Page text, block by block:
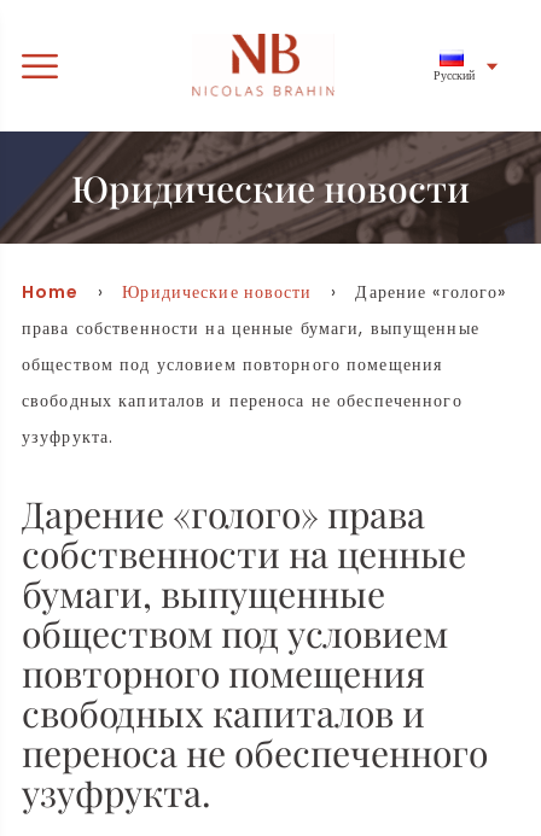
Русский
Юридические новости
Home ›Юридические новости
› Дарение «голого»
права собственности на ценные бумаги, выпущенные
обществом под условием повторного помещения
свободных капиталов и переноса не обеспеченного
узуфрукта.
Дарение «голого» права
собственности на ценные
бумаги, выпущенные
обществом под условием
повторного помещения
свободных капиталов и
переноса не обеспеченного
узуфрукта.